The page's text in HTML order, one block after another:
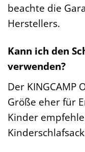
beachte die
Herstellers.
Kann ich den
verwenden?
Der KINGCAMP
Größe eher für
Kinder